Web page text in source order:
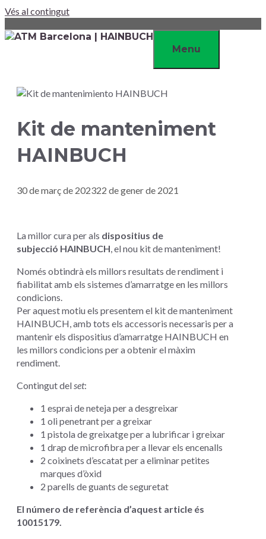
Vés al contingut
Menu
Kit de manteniment
HAINBUCH
30 de març de 202322 de gener de 2021
La millor cura per als dispositius de
subjecció HAINBUCH, el nou kit de manteniment!
Només obtindrà els millors resultats de rendiment i
fiabilitat amb els sistemes d’amarratge en les millors
condicions.
Per aquest motiu els presentem el kit de manteniment
HAINBUCH, amb tots els accessoris necessaris per a
mantenir els dispositius d’amarratge HAINBUCH en
les millors condicions per a obtenir el màxim
rendiment.
Contingut delset:
1 esprai de neteja per a desgreixar
1 oli penetrant per a greixar
1 pistola de greixatge per a lubrificar i greixar
1 drap de microfibra per a llevar els encenalls
2 coixinets d’escatat per a eliminar petites
marques d’òxid
2 parells de guants de seguretat
El número de referència d’aquest article és
10015179.